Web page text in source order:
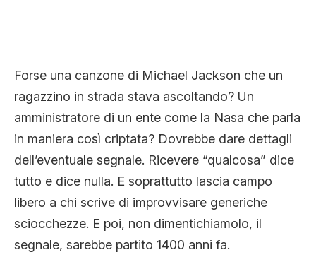
Forse una canzone di Michael Jackson che un
ragazzino in strada stava ascoltando? Un
amministratore di un ente come la Nasa che parla
in maniera così criptata? Dovrebbe dare dettagli
dell’eventuale segnale. Ricevere “qualcosa” dice
tutto e dice nulla. E soprattutto lascia campo
libero a chi scrive di improvvisare generiche
sciocchezze. E poi, non dimentichiamolo, il
segnale, sarebbe partito 1400 anni fa.